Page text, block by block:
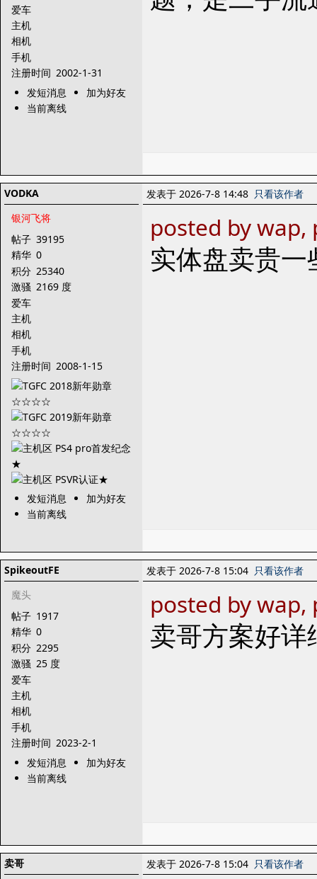
爱车
主机
相机
手机
注册时间 2002-1-31
发短消息
加为好友
当前离线
VODKA
银河飞将
帖子 39195
精华 0
积分 25340
激骚 2169 度
爱车
主机
相机
手机
注册时间 2008-1-15
发短消息
加为好友
当前离线
发表于 2026-7-8 14:48 只看该作者
posted by
实体盘卖贵
SpikeoutFE
魔头
帖子 1917
精华 0
积分 2295
激骚 25 度
爱车
主机
相机
手机
注册时间 2023-2-1
发短消息
加为好友
当前离线
发表于 2026-7-8 15:04 只看该作者
posted by
卖哥方案好详
卖哥
发表于 2026-7-8 15:04 只看该作者